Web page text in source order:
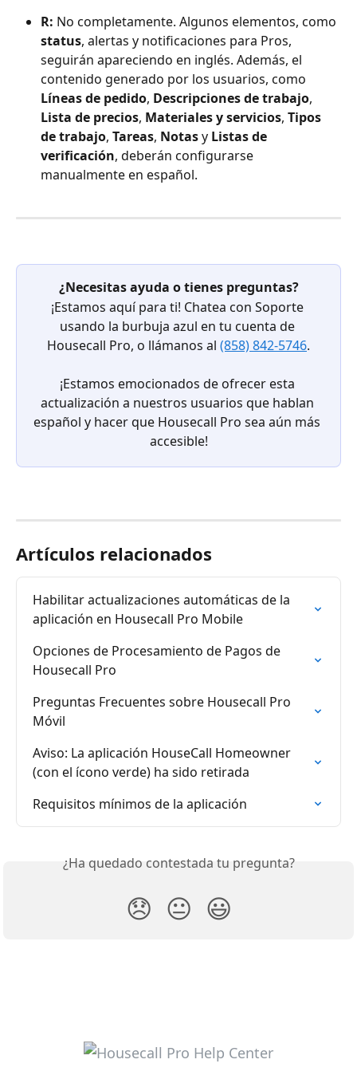
R: No completamente. Algunos elementos, como
status, alertas y notificaciones para Pros,
seguirán apareciendo en inglés. Además, el
contenido generado por los usuarios, como
Líneas de pedido, Descripciones de trabajo,
Lista de precios, Materiales y servicios, Tipos
de trabajo, Tareas, Notas y Listas de
verificación, deberán configurarse
manualmente en español.
¿Necesitas ayuda o tienes preguntas?
¡Estamos aquí para ti! Chatea con Soporte
usando la burbuja azul en tu cuenta de
Housecall Pro, o llámanos al (858) 842-5746.
¡Estamos emocionados de ofrecer esta
actualización a nuestros usuarios que hablan
español y hacer que Housecall Pro sea aún más
accesible!
Artículos relacionados
Habilitar actualizaciones automáticas de la
aplicación en Housecall Pro Mobile
Opciones de Procesamiento de Pagos de
Housecall Pro
Preguntas Frecuentes sobre Housecall Pro
Móvil
Aviso: La aplicación HouseCall Homeowner
(con el ícono verde) ha sido retirada
Requisitos mínimos de la aplicación
¿Ha quedado contestada tu pregunta?
😞 😐 😃